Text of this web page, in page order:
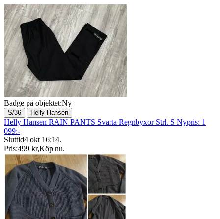
Badge på objektet:Ny
S/36 | Helly Hansen
Helly Hansen RAIN PANTS Svarta Regnbyxor Strl. S Nypris: 1
099:-
Sluttid4 okt 16:14.
Pris:499 kr,Köp nu.